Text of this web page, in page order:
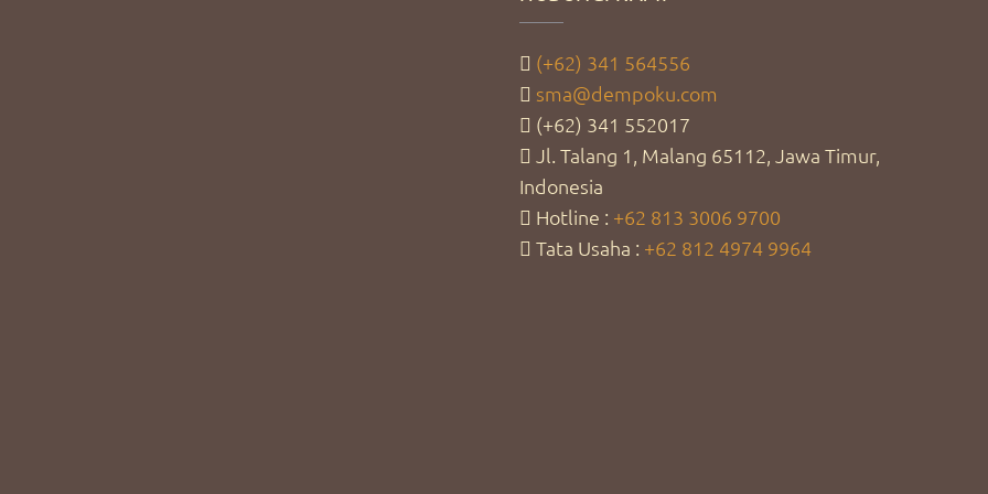
(+62) 341 564556
sma@dempoku.com
(+62) 341 552017
Jl. Talang 1, Malang 65112, Jawa Timur,
Indonesia
Hotline : +62 813 3006 9700
Tata Usaha : +62 812 4974 9964